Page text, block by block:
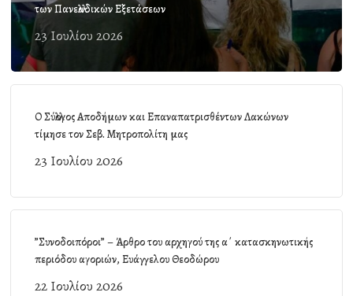
των Πανελλαδικών Εξετάσεων
23 Ιουλίου 2026
Ο Σύλλογος Αποδήμων και Επαναπατρισθέντων Λακώνων
τίμησε τον Σεβ. Μητροπολίτη μας
23 Ιουλίου 2026
”Συνοδοιπόροι” – Άρθρο του αρχηγού της α΄ κατασκηνωτικής
περιόδου αγοριών, Ευάγγελου Θεοδώρου
22 Ιουλίου 2026